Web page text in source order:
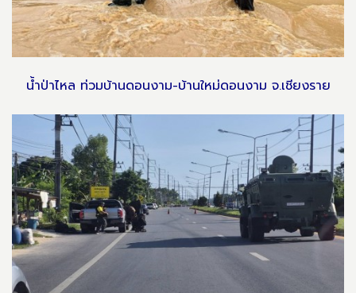
น้ำป่าไหล ท่วมบ้านดอนงาม-บ้านใหม่ดอนงาม จ.เชียงราย